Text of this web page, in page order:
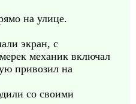
на улице.
экран, с
механик включал
привозил на
со своими